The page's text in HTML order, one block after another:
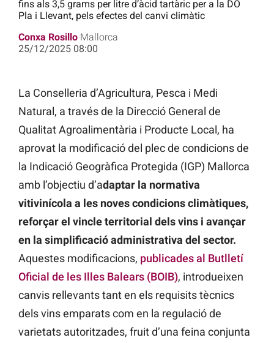
fins als 3,5 grams per litre d’àcid tartàric per a la DO
Pla i Llevant, pels efectes del canvi climàtic
Conxa Rosillo Mallorca
25/12/2025 08:00
La Conselleria d’Agricultura, Pesca i Medi
Natural, a través de la Direcció General de
Qualitat Agroalimentària i Producte Local, ha
aprovat la modificació del plec de condicions de
la Indicació Geogràfica Protegida (IGP) Mallorca
amb l’objectiu d’adaptar la normativa
vitivinícola a les noves condicions climàtiques,
reforçar el vincle territorial dels vins i avançar
en la simplificació administrativa del sector.
Aquestes modificacions, publicades al Butlletí
Oficial de les Illes Balears (BOIB), introdueixen
canvis rellevants tant en els requisits tècnics
dels vins emparats com en la regulació de
varietats autoritzades, fruit d’una feina conjunta